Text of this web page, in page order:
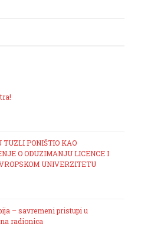
TUZLI PONIŠTIO KAO
O ODUZIMANJU LICENCE I
UNIVERZITETU
– savremeni pristupi u
radionica